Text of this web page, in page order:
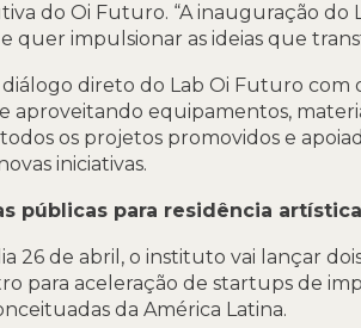
do Oi Futuro. “A inauguração
quer impulsionar as ideias que
direto do Lab Oi Futuro
equipamentos,
os projetos promovidos e
iniciativas.
públicas para residência
26 de abril, o instituto vai lançar
para aceleração de startups de
da América Latina.